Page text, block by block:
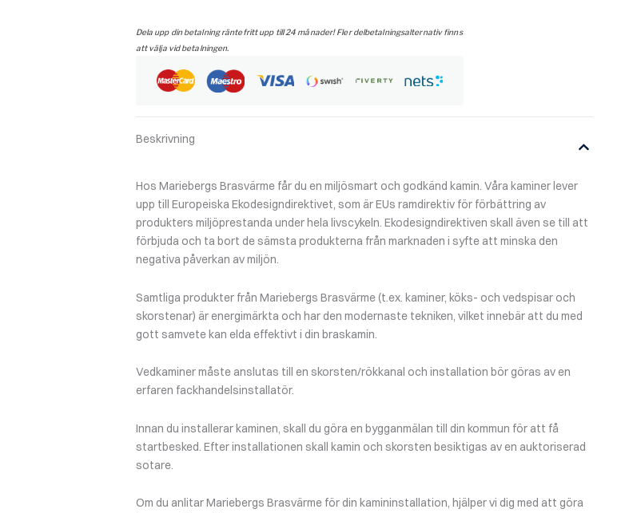
ekorre
sidor
Dela upp din betalning räntefritt upp till 24 månader! Fler delbetalningsalternativ finns
att välja vid betalningen.
Beskrivning
Hos Mariebergs Brasvärme får du en miljösmart och godkänd kamin. Våra kaminer lever
upp till Europeiska Ekodesigndirektivet, som är EUs ramdirektiv för förbättring av
produkters miljöprestanda under hela livscykeln. Ekodesigndirektiven skall även se till att
förbjuda och ta bort de sämsta produkterna från marknaden i syfte att minska den
negativa påverkan av miljön.
Samtliga produkter från Mariebergs Brasvärme (t.ex. kaminer, köks- och vedspisar och
skorstenar) är energimärkta och har den modernaste tekniken, vilket innebär att du med
gott samvete kan elda effektivt i din braskamin.
Vedkaminer måste anslutas till en skorsten/rökkanal och installation bör göras av en
erfaren fackhandelsinstallatör.
Innan du installerar kaminen, skall du göra en bygganmälan till din kommun för att få
startbesked. Efter installationen skall kamin och skorsten besiktigas av en auktoriserad
sotare.
Om du anlitar Mariebergs Brasvärme för din kamininstallation, hjälper vi dig med att göra